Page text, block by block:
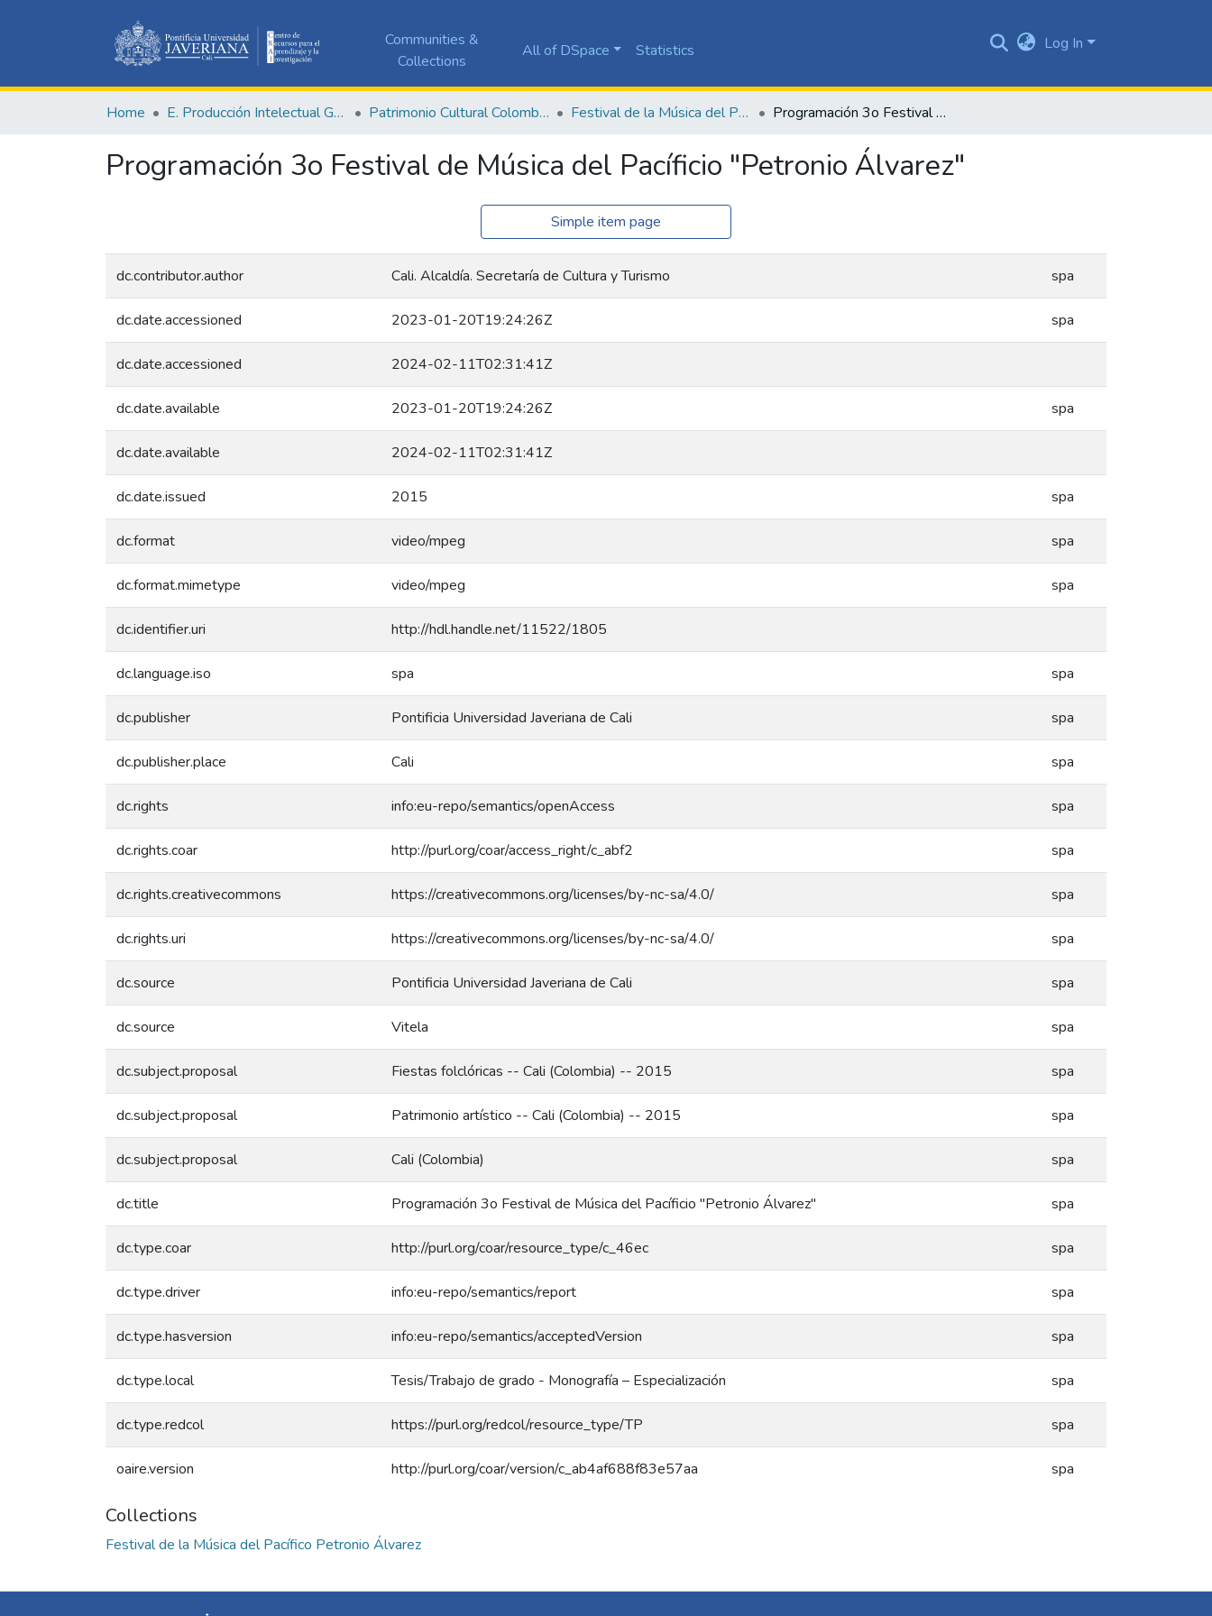
Communities &
Collections
All of DSpace Statistics Log In
Home E. Producción Intelectual General Patrimonio Cultural Colombiano Festival de la Música del Pacífico Petronio Álvarez Programación 3o Festival de Música del Pacíficio "Petronio Álvarez"
Programación 3o Festival de Música del Pacíficio "Petronio Álvarez"
Simple item page
dc.contributor.author Cali. Alcaldía. Secretaría de Cultura y Turismo spa
dc.date.accessioned 2023-01-20T19:24:26Z spa
dc.date.accessioned 2024-02-11T02:31:41Z
dc.date.available 2023-01-20T19:24:26Z spa
dc.date.available 2024-02-11T02:31:41Z
dc.date.issued 2015 spa
dc.format video/mpeg spa
dc.format.mimetype video/mpeg spa
dc.identifier.uri http://hdl.handle.net/11522/1805
dc.language.iso spa spa
dc.publisher Pontificia Universidad Javeriana de Cali spa
dc.publisher.place Cali spa
dc.rights info:eu-repo/semantics/openAccess spa
dc.rights.coar http://purl.org/coar/access_right/c_abf2 spa
dc.rights.creativecommons https://creativecommons.org/licenses/by-nc-sa/4.0/ spa
dc.rights.uri https://creativecommons.org/licenses/by-nc-sa/4.0/ spa
dc.source Pontificia Universidad Javeriana de Cali spa
dc.source Vitela spa
dc.subject.proposal Fiestas folclóricas -- Cali (Colombia) -- 2015 spa
dc.subject.proposal Patrimonio artístico -- Cali (Colombia) -- 2015 spa
dc.subject.proposal Cali (Colombia) spa
dc.title Programación 3o Festival de Música del Pacíficio "Petronio Álvarez" spa
dc.type.coar http://purl.org/coar/resource_type/c_46ec spa
dc.type.driver info:eu-repo/semantics/report spa
dc.type.hasversion info:eu-repo/semantics/acceptedVersion spa
dc.type.local Tesis/Trabajo de grado - Monografía – Especialización spa
dc.type.redcol https://purl.org/redcol/resource_type/TP spa
oaire.version http://purl.org/coar/version/c_ab4af688f83e57aa spa
Collections
Festival de la Música del Pacífico Petronio Álvarez